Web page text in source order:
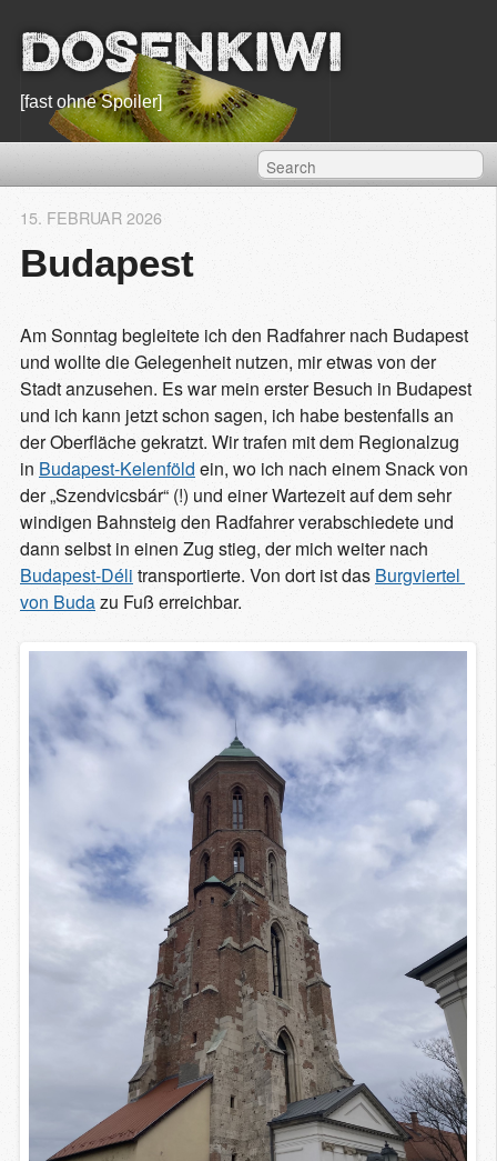
Dosenkiwi
[fast ohne Spoiler]
Budapest
15. FEBRUAR 2026
Am Sonntag begleitete ich den Radfahrer nach Budapest
und wollte die Gelegenheit nutzen, mir etwas von der
Stadt anzusehen. Es war mein erster Besuch in Budapest
und ich kann jetzt schon sagen, ich habe bestenfalls an
der Oberfläche gekratzt. Wir trafen mit dem Regionalzug
in Budapest-Kelenföld ein, wo ich nach einem Snack von
der „Szendvicsbár“ (!) und einer Wartezeit auf dem sehr
windigen Bahnsteig den Radfahrer verabschiedete und
dann selbst in einen Zug stieg, der mich weiter nach
Budapest-Déli transportierte. Von dort ist das Burgviertel
von Budazu Fuß erreichbar.